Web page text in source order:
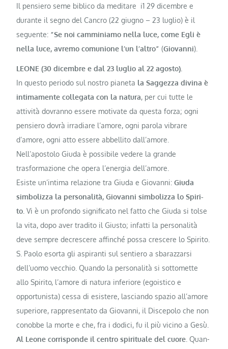
Il pensiero seme biblico da medita­re i1 29 dicembre e
durante il segno del Cancro (22 giugno – 23 luglio) è il
seguente: “Se noi camminiamo nella luce, come Egli è
nella luce, avremo comunione l’un l’altro” (Giovanni).
LEONE (30 dicembre e dal 23 luglio al 22 agosto).
In questo periodo sul nostro pianeta la Saggezza di­vina è
intimamente collegata con la na­tura, per cui tutte le
attività dovranno essere motivate da questa forza; ogni
pensiero dovrà irradiare l’amore, ogni parola vibrare
d’amore, ogni atto essere abbellito dall’amore.
Nell’apostolo Giuda è possibile vedere la grande
trasformazione che ope­ra l’energia dell’amore.
Esiste un’intima relazione tra Giu­da e Giovanni:Giuda
simbolizza la per­sonalità, Giovanni simbolizza lo Spiri­
to. Vi è un profondo significato nel fat­to che Giuda si tolse
la vita, dopo aver tradito il Giusto; infatti la personalità
deve sempre decrescere affinché possa crescere lo Spi­rito.
S. Paolo esorta gli aspiranti sul sen­tiero a sbarazzarsi
dell’uomo vecchio. Quando la personalità si sottomette
allo Spirito, l’amore di natura inferiore (egoistico e
opportunista) cessa di esistere, lasciando spazio all’amore
superiore, rappresentato da Giovanni, il Discepolo che non
co­nobbe la morte e che, fra i dodici, fu il più vicino a Gesù.
Al Leone corrisponde il centro spirituale del cuore . Quan­